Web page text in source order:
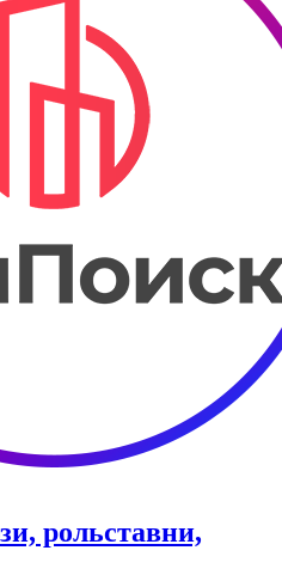
рольставни,